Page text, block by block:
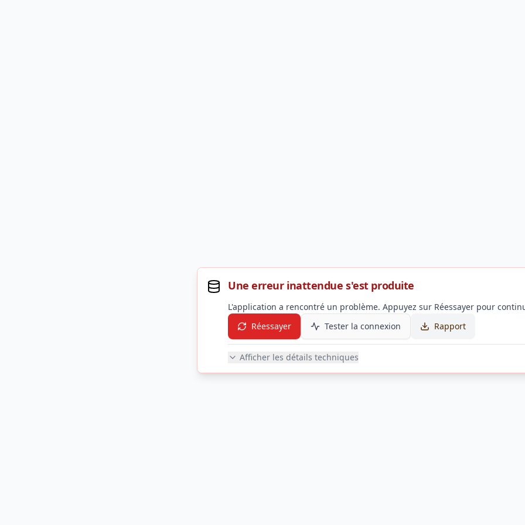
Une erreur inattendue s'est produite
L'application a rencontré un problème. Appuyez sur Réessayer pour
Réessayer
Tester la connexion Rapport
Afficher les détails techniques